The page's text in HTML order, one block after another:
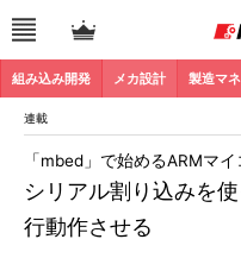
組み込み開発 メカ設計 製造マ
連載
シリアル割り込みを
行動作させる
「mbed」で始めるARMマイ